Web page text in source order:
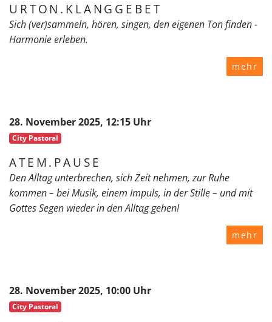
URTON.KLANGGEBET
Sich (ver)sammeln, hören, singen, den eigenen Ton finden -
Harmonie erleben.
mehr
28. November 2025, 12:15 Uhr
City Pastoral
ATEM.PAUSE
Den Alltag unterbrechen, sich Zeit nehmen, zur Ruhe
kommen – bei Musik, einem Impuls, in der Stille – und mit
Gottes Segen wieder in den Alltag gehen!
mehr
28. November 2025, 10:00 Uhr
City Pastoral